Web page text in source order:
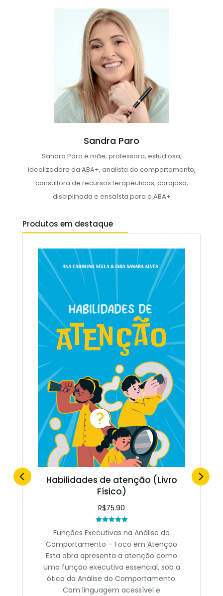
Sandra Paro
Sandra Paro é mãe, professora, estudiosa,
idealizadora da ABA+, analista do comportamento,
consultora de recursos terapêuticos, corajosa,
disciplinada e ensaísta para o ABA+
Produtos em destaque
Habilidades de atenção (Livro
Físico)
R$75.90
0
of
Funções Executivas na Análise do
Comportamento – Foco em Atenção
Esta obra apresenta a atenção como
uma função executiva essencial, sob a
ótica da Análise do Comportamento.
Com linguagem acessível e